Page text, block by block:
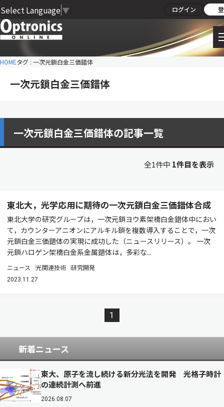
Select Language ▼ ログイン
HOMEタグ : 一次元鎖白金三価錯体
一次元鎖白金三価錯体
一次元鎖白金三価錯体の記事一覧
全1件中 1件目を表示
東北大，光学応用に期待の一次元鎖白金三価錯体合成
東北大学の研究グループは，一次元鎖ヨウ素架橋白金錯体中におい
て，カウンターアニオンにアルキル鎖を複数導入することで，一次
元鎖白金三価錯体の実現に成功した（ニュースリリース）。 一次
元鎖ハロゲン架橋白金系金属錯体は，多彩な...
ニュース 光関連技術 研究開発
2023.11.27
1
新着ニュース
東大、原子を流し続ける新分光法を開発 光格子時計
の連続計測へ前進
2026.08.07